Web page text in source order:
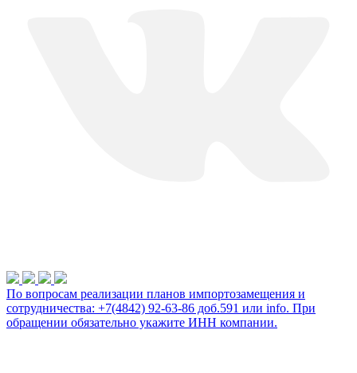
По вопросам реализации планов импортозамещения и
сотрудничества: +7(4842) 92-63-86 доб.591 или info. При
обращении обязательно укажите ИНН компании.